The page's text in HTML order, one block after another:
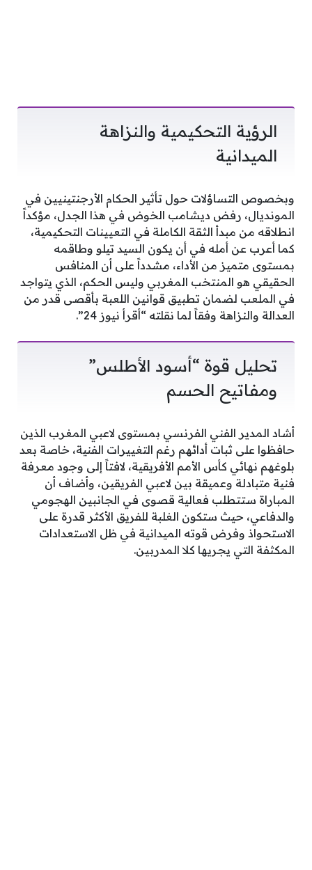
الرؤية التحكيمية والنزاهة
الميدانية
وبخصوص التساؤلات حول تأثير الحكام الأرجنتينيين في
المونديال، رفض ديشامب الخوض في هذا الجدل، مؤكداً
انطلاقه من مبدأ الثقة الكاملة في التعيينات التحكيمية،
كما أعرب عن أمله في أن يكون السيد تيلو وطاقمه
بمستوى متميز من الأداء، مشدداً على أن المنافس
الحقيقي هو المنتخب المغربي وليس الحكم، الذي يتواجد
في الملعب لضمان تطبيق قوانين اللعبة بأقصى قدر من
العدالة والنزاهة وفقاً لما نقلته “أقرأ نيوز 24”.
تحليل قوة “أسود الأطلس”
ومفاتيح الحسم
أشاد المدير الفني الفرنسي بمستوى لاعبي المغرب الذين
حافظوا على ثبات أدائهم رغم التغييرات الفنية، خاصة بعد
بلوغهم نهائي كأس الأمم الأفريقية، لافتاً إلى وجود معرفة
فنية متبادلة وعميقة بين لاعبي الفريقين، وأضاف أن
المباراة ستتطلب فعالية قصوى في الجانبين الهجومي
والدفاعي، حيث ستكون الغلبة للفريق الأكثر قدرة على
الاستحواذ وفرض قوته الميدانية في ظل الاستعدادات
المكثفة التي يجريها كلا المدربين.